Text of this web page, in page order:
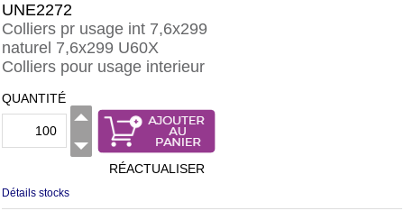
UNE2272
Colliers pr usage int 7,6x299
naturel 7,6x299 U60X
Colliers pour usage interieur
QUANTITÉ
RÉACTUALISER
Détails stocks